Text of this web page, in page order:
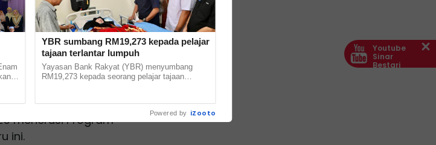
dilantik sebagai Duta
menerusi Program
ini.
Youtube
Sinar
Bestari
YBR sumbang RM19,273 kepada pelajar
tajaan terlantar lumpuh
Yayasan Bank Rakyat (YBR) menyumbang
RM19,273 kepada seorang pelajar tajaan
Powered by iZooto